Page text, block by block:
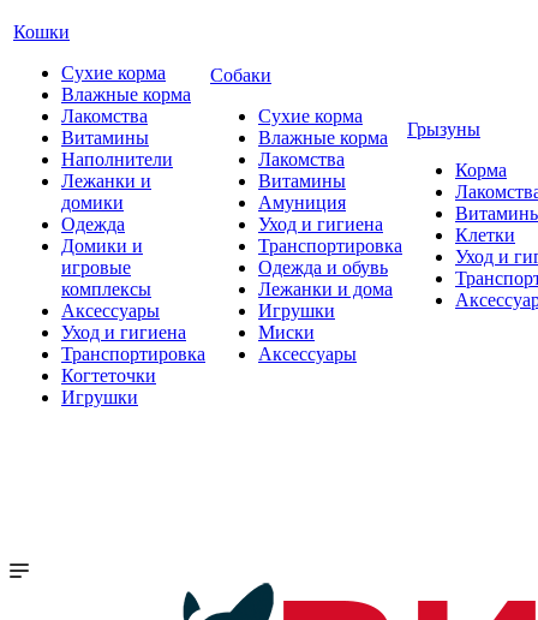
Кошки
Сухие корма
Влажные корма
Лакомства
Витамины
Наполнители
Лежанки и
домики
Одежда
Домики и
игровые
комплексы
Аксессуары
Уход и гигиена
Транспортировка
Когтеточки
Игрушки
Собаки
Сухие корма
Влажные корма
Лакомства
Витамины
Амуниция
Уход и гигиена
Транспортировка
Одежда и обувь
Лежанки и дома
Игрушки
Миски
Аксессуары
Грызуны
Корма
Клетки
Уход и